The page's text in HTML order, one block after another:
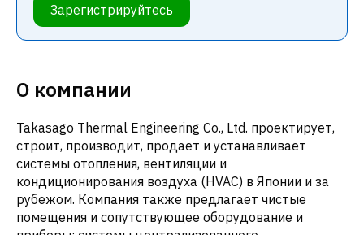
Зарегистрируйтесь
О компании
Takasago Thermal Engineering Co., Ltd. проектирует,
строит, производит, продает и устанавливает
системы отопления, вентиляции и
кондиционирования воздуха (HVAC) в Японии и за
рубежом. Компания также предлагает чистые
помещения и сопутствующее оборудование и